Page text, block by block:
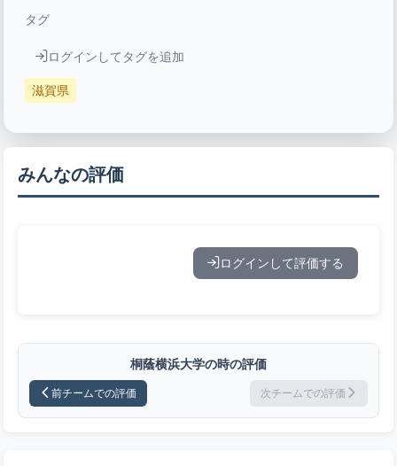
タグ
ログインしてタグを追加
滋賀県
みんなの評価
ログインして評価する
桐蔭横浜大学の時の評価
前チームでの評価 次チームでの評価